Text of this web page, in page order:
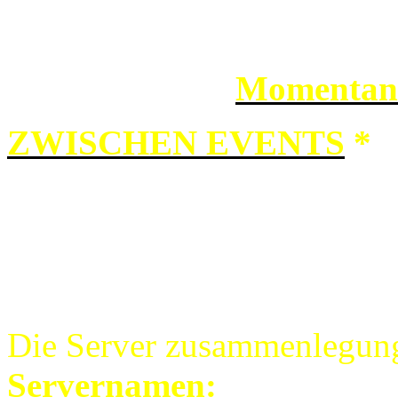
Momenta
ZWISCHEN EVENTS *
Die Server
Servernamen: